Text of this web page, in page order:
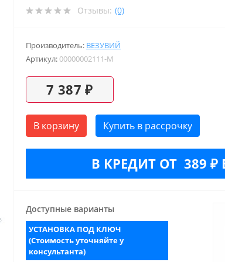
Отзывы: (0)
Производитель: ВЕЗУВИЙ
Артикул:00000002111-M
7 387 ₽
В корзину Купить в рассрочку
В КРЕДИТ ОТ 389 ₽
Доступные варианты
УСТАНОВКА ПОД КЛЮЧ
(Стоимость уточняйте у
консультанта)